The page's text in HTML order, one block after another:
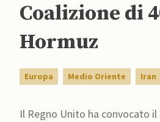
Coalizione di
Hormuz
Europa Medio Oriente Iran
Il Regno Unito ha convocato